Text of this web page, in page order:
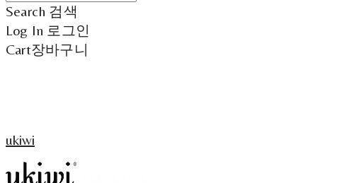
Search 검색
Log In 로그인
Cart장바구니
ukiwi